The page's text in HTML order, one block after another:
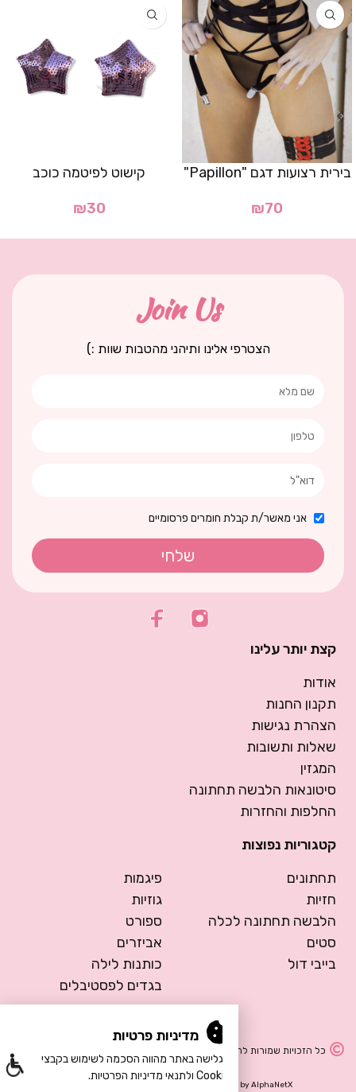
בירית רצועות דגם "Papillon"
₪70
קישוט לפיטמה כוכב
₪30
Join Us
הצטרפי אלינו ותיהני מהטבות שוות :)
אני מאשר/ת קבלת חומרים פרסומיים
שלחי
קצת יותר עלינו
אודות
תקנון החנות
הצהרת נגישות
שאלות ותשובות
המגזין
סיטונאות הלבשה תחתונה
החלפות והחזרות
קטגוריות נפוצות
תחתונים
חזיות
הלבשה תחתונה לכלה
סטים
בייבי דול
פיגמות
גוזיות
ספורט
אביזרים
כותנות לילה
בגדים לפסטיבלים
כל הזכויות שמורות להרמוסה – הלבשה תחתונה
Development byAlphaNetX
מדיניות פרטיות
הגלישה באתר מהווה הסכמה לשימוש בקבצי
Cookie ולתנאי מדיניות הפרטיות.